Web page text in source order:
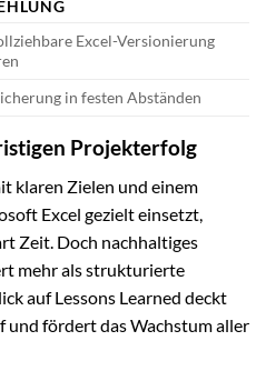
Excel-Versionierung
in festen Abständen
Projekterfolg
klaren Zielen und einem
Excel gezielt einsetzt,
Zeit. Doch nachhaltiges
mehr als strukturierte
auf Lessons Learned deckt
und fördert das Wachstum aller